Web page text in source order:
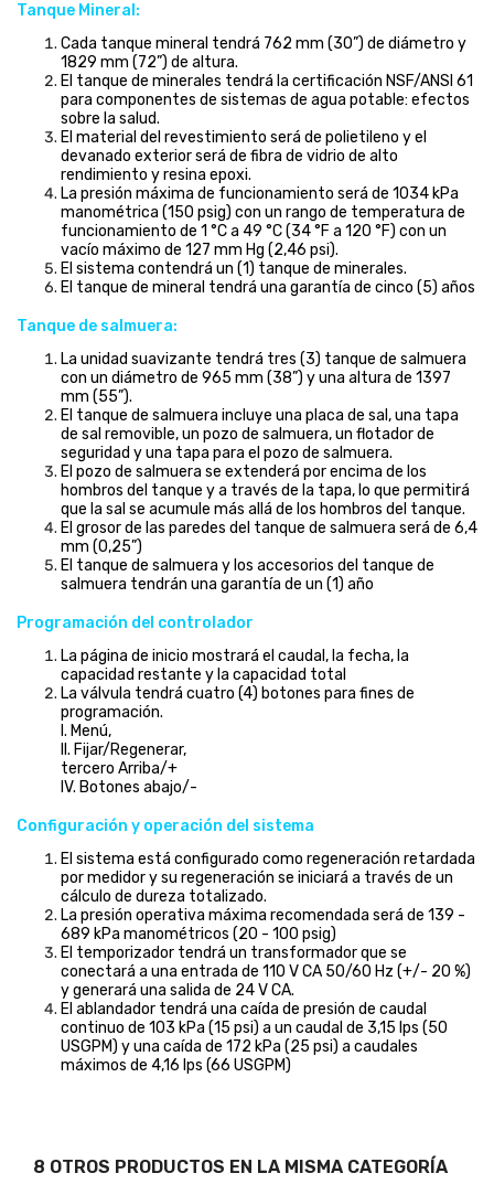
Tanque Mineral:
Cada tanque mineral tendrá 762 mm (30”) de diámetro y
1829 mm (72”) de altura.
El tanque de minerales tendrá la certificación NSF/ANSI 61
para componentes de sistemas de agua potable: efectos
sobre la salud.
El material del revestimiento será de polietileno y el
devanado exterior será de fibra de vidrio de alto
rendimiento y resina epoxi.
La presión máxima de funcionamiento será de 1034 kPa
manométrica (150 psig) con un rango de temperatura de
funcionamiento de 1 °C a 49 °C (34 °F a 120 °F) con un
vacío máximo de 127 mm Hg (2,46 psi).
El sistema contendrá un (1) tanque de minerales.
El tanque de mineral tendrá una garantía de cinco (5) años
Tanque de salmuera:
La unidad suavizante tendrá tres (3) tanque de salmuera
con un diámetro de 965 mm (38”) y una altura de 1397
mm (55”).
El tanque de salmuera incluye una placa de sal, una tapa
de sal removible, un pozo de salmuera, un flotador de
seguridad y una tapa para el pozo de salmuera.
El pozo de salmuera se extenderá por encima de los
hombros del tanque y a través de la tapa, lo que permitirá
que la sal se acumule más allá de los hombros del tanque.
El grosor de las paredes del tanque de salmuera será de 6,4
mm (0,25”)
El tanque de salmuera y los accesorios del tanque de
salmuera tendrán una garantía de un (1) año
Programación del controlador
La página de inicio mostrará el caudal, la fecha, la
capacidad restante y la capacidad total
La válvula tendrá cuatro (4) botones para fines de
programación.
I. Menú,
II. Fijar/Regenerar,
tercero Arriba/+
IV. Botones abajo/-
Configuración y operación del sistema
El sistema está configurado como regeneración retardada
por medidor y su regeneración se iniciará a través de un
cálculo de dureza totalizado.
La presión operativa máxima recomendada será de 139 -
689 kPa manométricos (20 - 100 psig)
El temporizador tendrá un transformador que se
conectará a una entrada de 110 V CA 50/60 Hz (+/- 20 %)
y generará una salida de 24 V CA.
El ablandador tendrá una caída de presión de caudal
continuo de 103 kPa (15 psi) a un caudal de 3,15 lps (50
USGPM) y una caída de 172 kPa (25 psi) a caudales
máximos de 4,16 lps (66 USGPM)
8 OTROS PRODUCTOS EN LA MISMA CATEGORÍA